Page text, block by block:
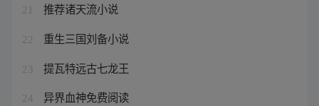
21 推荐诸天流小说
22 重生三国刘备小说
23 提瓦特远古七龙王
24 异界血神免费阅读